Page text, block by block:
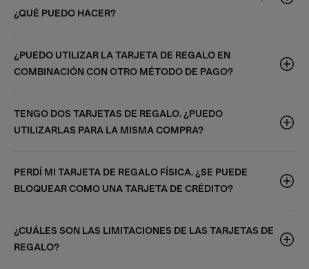
¿QUÉ PUEDO HACER?
¿PUEDO UTILIZAR LA TARJETA DE REGALO EN
COMBINACIÓN CON OTRO MÉTODO DE PAGO?
TENGO DOS TARJETAS DE REGALO. ¿PUEDO
UTILIZARLAS PARA LA MISMA COMPRA?
PERDÍ MI TARJETA DE REGALO FÍSICA. ¿SE PUEDE
BLOQUEAR COMO UNA TARJETA DE CRÉDITO?
¿CUÁLES SON LAS LIMITACIONES DE LAS TARJETAS DE
REGALO?